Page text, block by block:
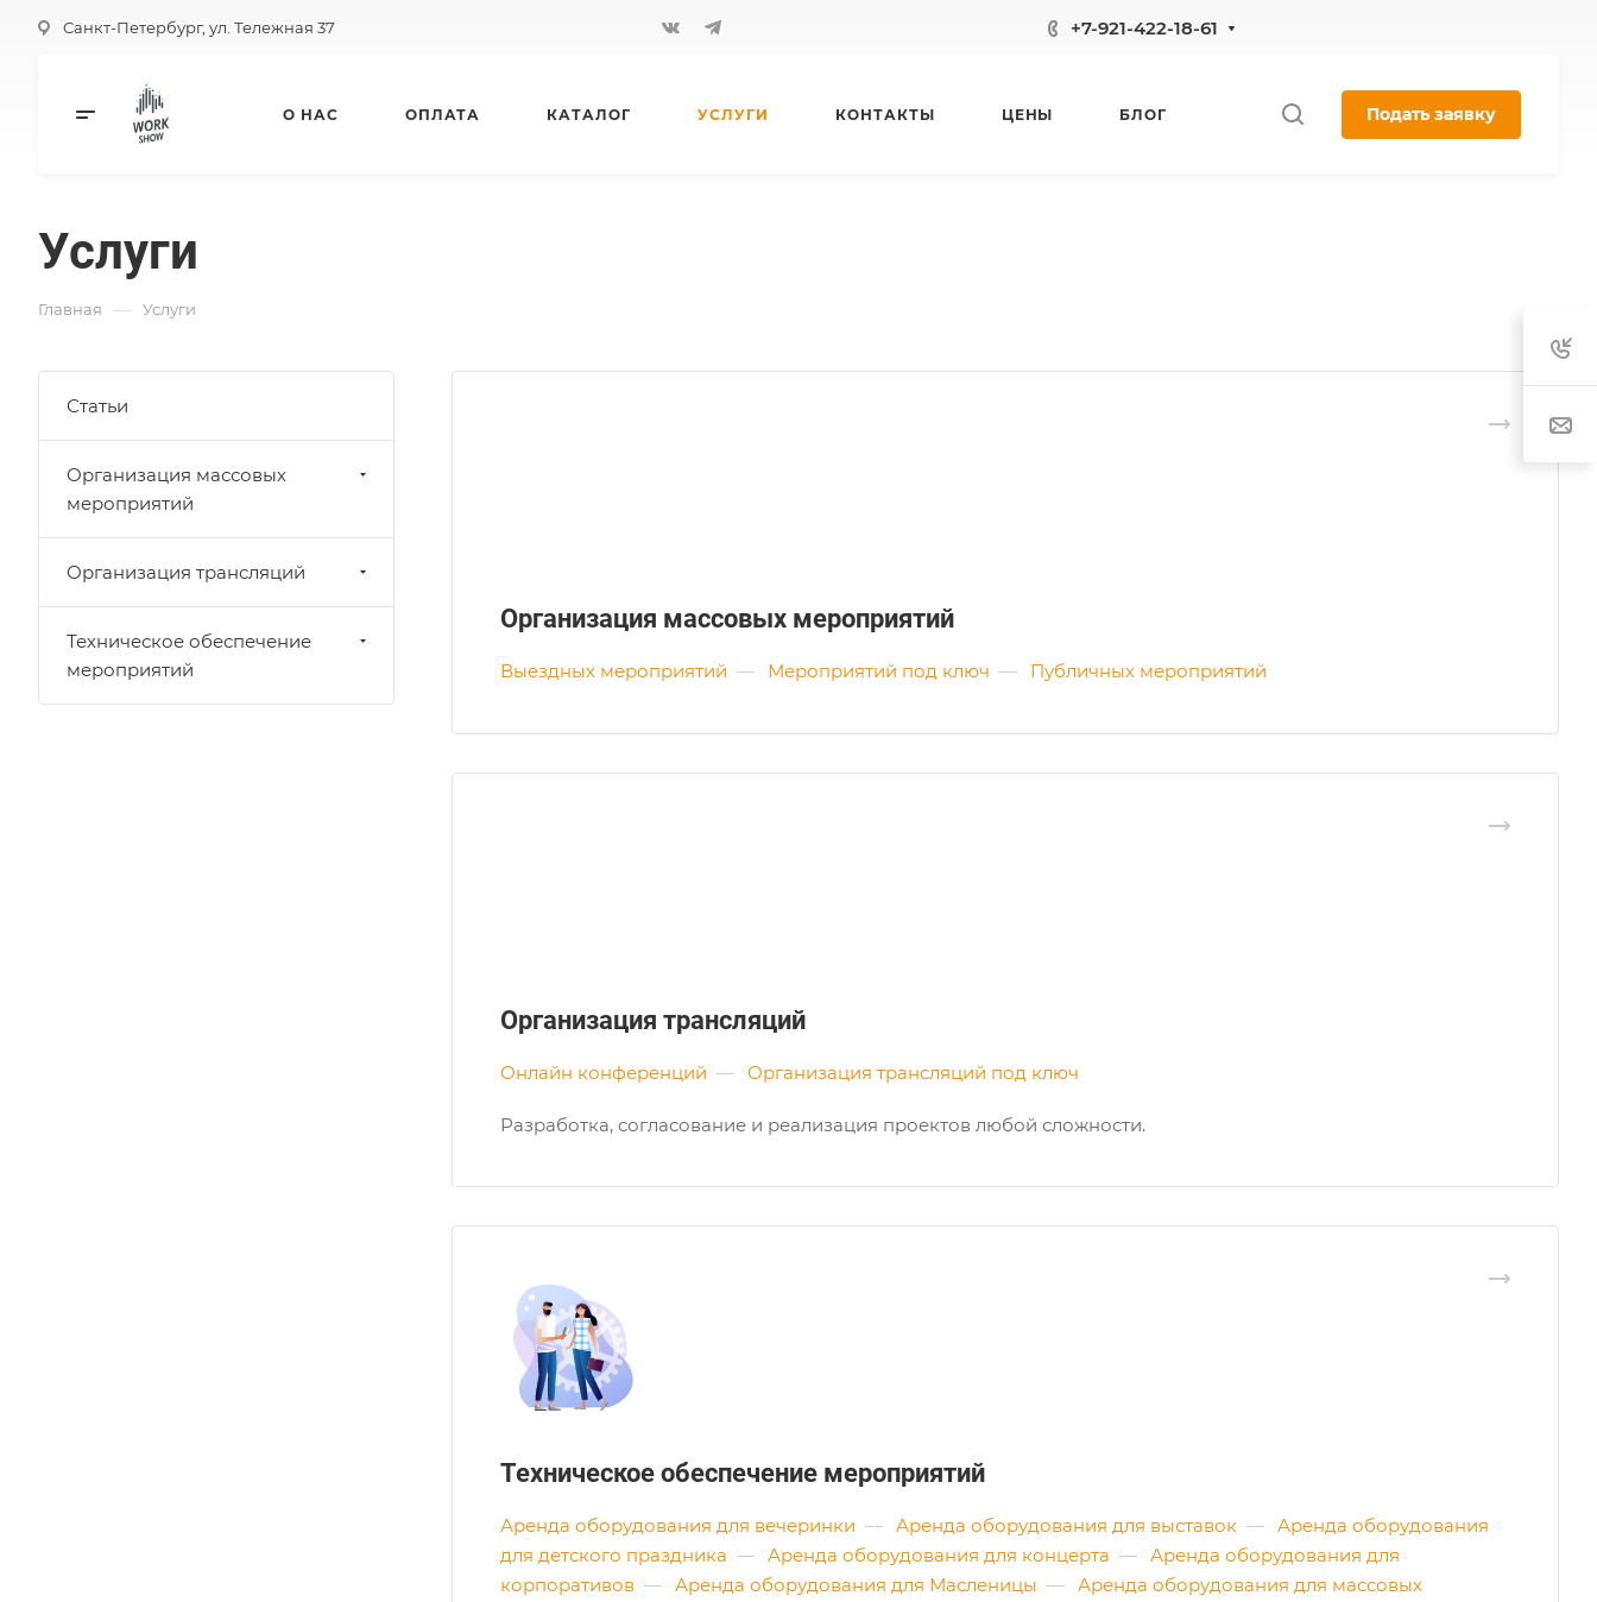
Санкт-Петербург, ул. Тележная 37 +7-921-422-18-61
О НАС ОПЛАТА КАТАЛОГ УСЛУГИ КОНТАКТЫ ЦЕНЫ БЛОГ Подать заявку
Услуги
Главная — Услуги
Организация массовых мероприятий
Выездных мероприятий — Мероприятий под ключ — Публичных мероприятий
Организация трансляций
Онлайн конференций — Организация трансляций под ключ
Разработка, согласование и реализация проектов любой сложности.
Техническое обеспечение мероприятий
Аренда оборудования для вечеринки — Аренда оборудования для выставок — Аренда оборудования
для детского праздника — Аренда оборудования для концерта — Аренда оборудования для
корпоративов — Аренда оборудования для Масленицы — Аренда оборудования для массовых
Статьи
Организация массовых
мероприятий
Организация трансляций
Техническое обеспечение
мероприятий